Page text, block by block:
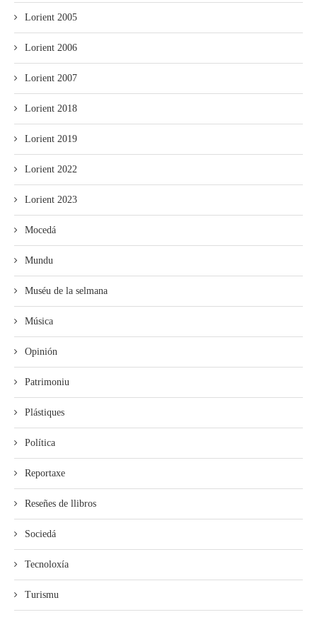
Lorient 2005
Lorient 2006
Lorient 2007
Lorient 2018
Lorient 2019
Lorient 2022
Lorient 2023
Mocedá
Mundu
Muséu de la selmana
Música
Opinión
Patrimoniu
Plástiques
Política
Reportaxe
Reseñes de llibros
Sociedá
Tecnoloxía
Turismu